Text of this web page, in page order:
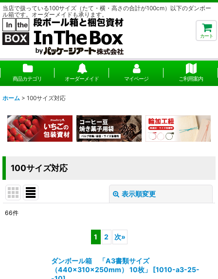
当店で扱っている100サイズ（たて・横・高さの合計が100cm）以下のダンボー
ル箱です。オーダーメイドも承ります。
カート
商品カテゴリ オーダーメイド マイページ ご利用案内
ホーム > 100サイズ対応
100サイズ対応
表示順変更
66件
1 2 次»
ダンボール箱 「A3書類サイズ
（440×310×250mm） 10枚」
[1010-a3-25-